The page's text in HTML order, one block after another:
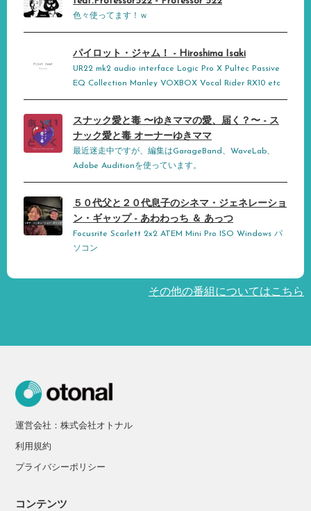
色々使ってます！ｗ
パイロット・ジャム！ - Hiroshima Isaki
UR22 mk2 audio interface Logic Pro X Pultec Passive
EQ Collection Manley VOXBOX Vocal Rider RX10 etc
スナック愛と毒 〜ゆきママの愛、届く？〜 - ス
ナック愛と毒 オーナーゆきママ
最近迷走中ですが、編集はGarageBand、WaveLab、
Adobe Auditionを使っています。
５０代父と２０代息子のシネマ・ジェネレーショ
ン・ギャップ - あわわっち ＆ あっつ
Focusrite Scarlett 2x2 ATEM Mini Pro ISO Windows パ
ソコン
その他の番組についてはこちら
運営会社：株式会社オトナル
利用規約
プライバシーポリシー
コンテンツ